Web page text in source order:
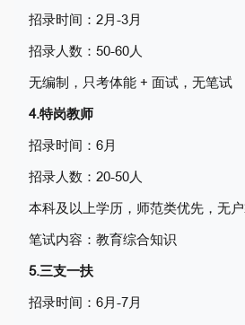
招录时间：2月-3月
招录人数：50-60人
无编制，只考体能 + 面试，无笔试
4.特岗教师
招录时间：6月
招录人数：20-50人
本科及以上学历，师范类优先，无户
笔试内容：教育综合知识
5.三支一扶
招录时间：6月-7月